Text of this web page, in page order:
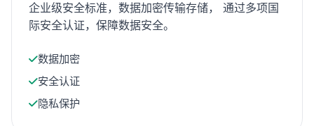
企业级安全标准，数据加密传输存储， 通过多项国
际安全认证，保障数据安全。
数据加密
安全认证
隐私保护